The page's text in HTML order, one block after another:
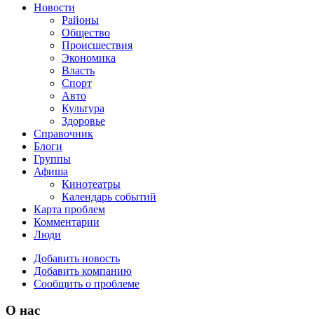
Новости
Районы
Общество
Происшествия
Экономика
Власть
Спорт
Авто
Культура
Здоровье
Справочник
Блоги
Группы
Афиша
Кинотеатры
Календарь событий
Карта проблем
Комментарии
Люди
Добавить новость
Добавить компанию
Сообщить о проблеме
О нас